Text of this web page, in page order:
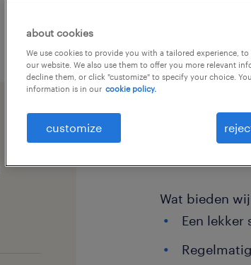
Ben jij de
lekker in
Bingo! Bij dit
Wat bieden
Een lekker
about cookies
We use cookies to provide you with a tailored experience,
our website. We also use them to offer you more relevant
decline them, or click "customize" to specify your choice.
information is in our cookie policy.
customize